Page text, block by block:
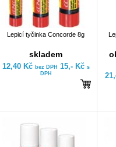
Lepicí tyčinka Concorde 8g
skladem
12,40 Kč bez DPH 15,- Kč s
DPH